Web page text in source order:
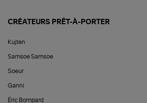
CRÉATEURS PRÊT-À-PORTER
Kujten
Samsoe Samsoe
Soeur
Ganni
Éric Bompard